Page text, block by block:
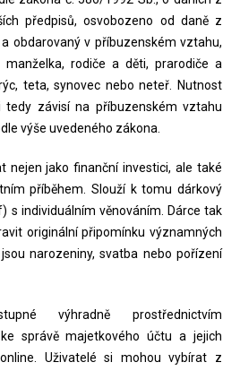
předpisů, osvobozeno od daně z
obdarovaný v příbuzenském vztahu,
rodiče a děti, prarodiče a
teta, synovec nebo neteř. Nutnost
závisí na příbuzenském vztahu
výše uvedeného zákona.
nejen jako finanční investici, ale také
příběhem. Slouží k tomu dárkový
individuálním věnováním. Dárce tak
originální připomínku významných
narozeniny, svatba nebo pořízení
výhradně prostřednictvím
správě majetkového účtu a jejich
Uživatelé si mohou vybírat z